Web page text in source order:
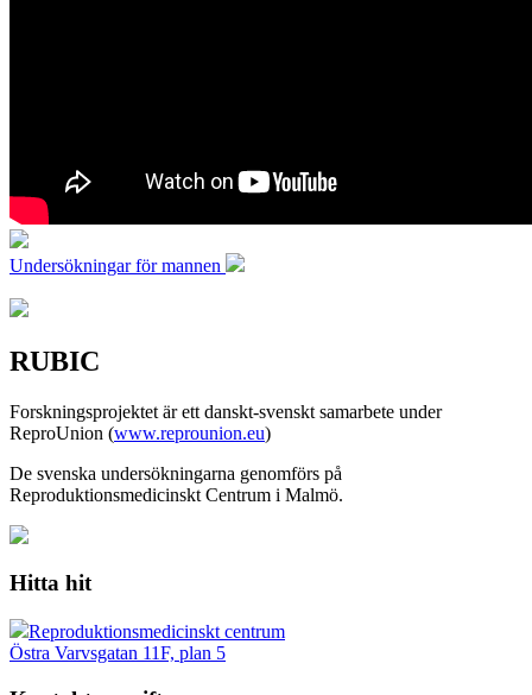
Undersökningar för mannen
RUBIC
Forskningsprojektet är ett danskt-svenskt samarbete under
ReproUnion (www.reprounion.eu)
De svenska undersökningarna genomförs på
Reproduktionsmedicinskt Centrum i Malmö.
Hitta hit
Reproduktionsmedicinskt centrum
Östra Varvsgatan 11F, plan 5